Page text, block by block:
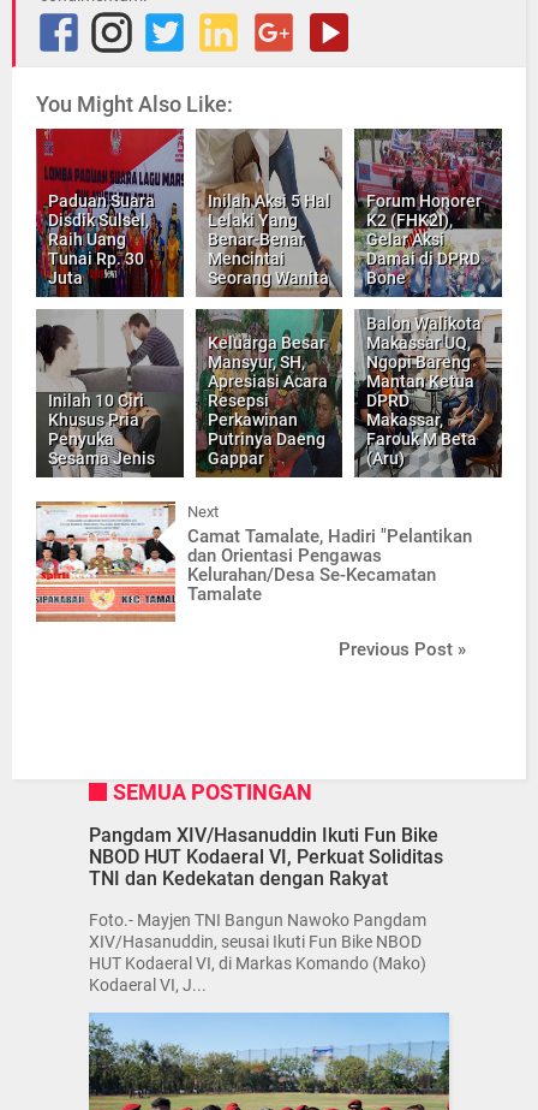
You Might Also Like:
Paduan Suara
Disdik Sulsel,
Raih Uang
Tunai Rp. 30
Juta
Inilah Aksi 5 Hal
Lelaki Yang
Benar-Benar
Mencintai
Seorang Wanita
Forum Honorer
K2 (FHK2I),
Gelar Aksi
Damai di DPRD
Bone
Inilah 10 Ciri
Khusus Pria
Penyuka
Sesama Jenis
Keluarga Besar
Mansyur, SH,
Apresiasi Acara
Resepsi
Perkawinan
Putrinya Daeng
Gappar
Balon Walikota
Makassar UQ,
Ngopi Bareng
Mantan Ketua
DPRD
Makassar,
Farouk M Beta
(Aru)
Next
Camat Tamalate, Hadiri "Pelantikan
dan Orientasi Pengawas
Kelurahan/Desa Se-Kecamatan
Tamalate
Previous Post »
SEMUA POSTINGAN
Pangdam XIV/Hasanuddin Ikuti Fun Bike
NBOD HUT Kodaeral VI, Perkuat Soliditas
TNI dan Kedekatan dengan Rakyat
Foto.- Mayjen TNI Bangun Nawoko Pangdam
XIV/Hasanuddin, seusai Ikuti Fun Bike NBOD
HUT Kodaeral VI, di Markas Komando (Mako)
Kodaeral VI, J...